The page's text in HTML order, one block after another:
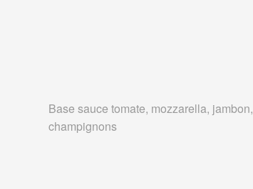
Base sauce tomate, mozzarella, jambon,
champignons